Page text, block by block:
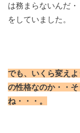
は務まらないんだ
をしていました。
でも、いくら変え
の性格なのか・・
ね・・・。